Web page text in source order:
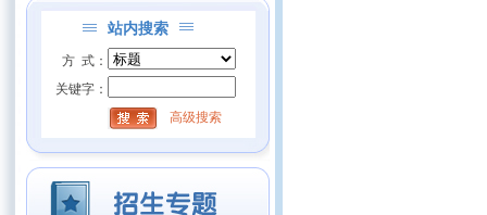
站内搜索
方 式：
关键字：
高级搜索